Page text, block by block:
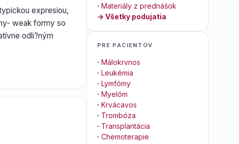
expresiou,
weak formy so
odli?ným
· Materiály z prednášok
→ Všetky podujatia
PRE PACIENTOV
· Málokrvnos
· Leukémia
· Lymfómy
· Myelóm
· Krvácavos
· Trombóza
· Transplantácia
· Chemoterapie